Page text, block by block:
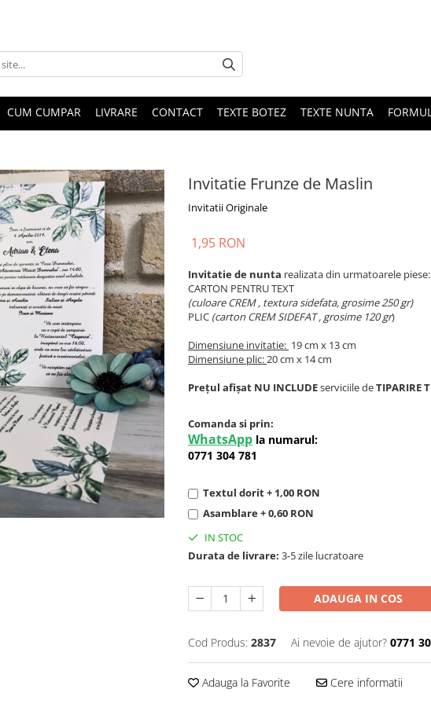
CUM CUMPAR LIVRARE CONTACT TEXTE BOTEZ TEXTE NUNTA
Invitatie Frunze de Maslin
Invitatii Originale
1,95 RON
Invitatie de nunta realizata din urmatoarele piese:
CARTON PENTRU TEXT
(culoare CREM , textura sidefata, grosime 250 gr)
PLIC (carton CREM SIDEFAT , grosime 120 gr)
Dimensiune invitatie: 19 cm x 13 cm
Dimensiune plic:20 cm x 14 cm
Prețul afișat NU INCLUDEserviciile deTIPARIRE
Comanda si prin:
WhatsApp la numarul:
0771 304 781
Textul dorit + 1,00 RON
Asamblare + 0,60 RON
IN STOC
Durata de livrare: 3-5 zile lucratoare
ADAUGA IN COS
Cod Produs: 2837 Ai nevoie de ajutor? 0771
Adauga la Favorite Cere informatii